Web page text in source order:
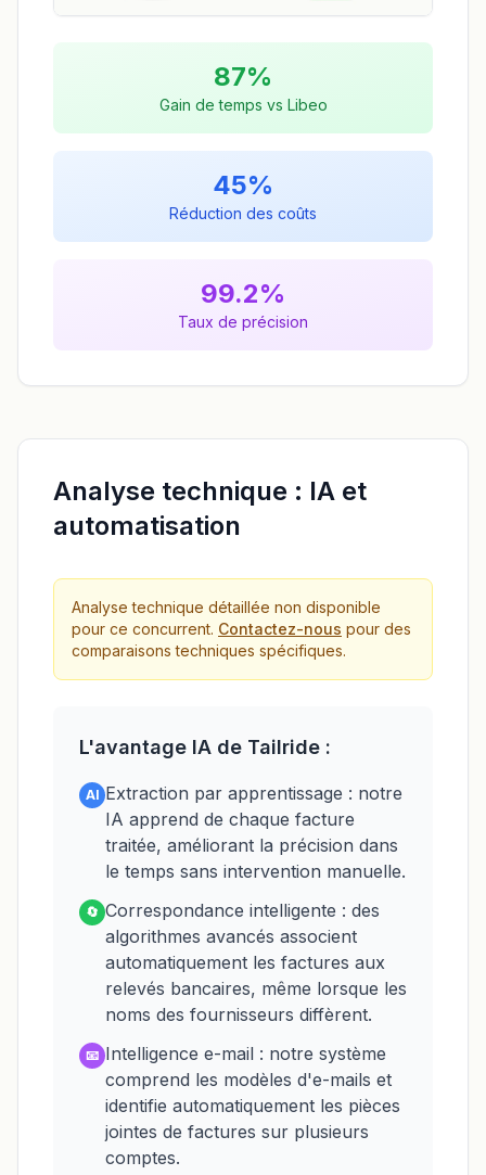
87%
Gain de temps vs Libeo
45%
Réduction des coûts
99.2%
Taux de précision
Analyse technique : IA et
automatisation
Analyse technique détaillée non disponible
pour ce concurrent. Contactez-nous pour des
comparaisons techniques spécifiques.
L'avantage IA de Tailride :
AI Extraction par apprentissage : notre
IA apprend de chaque facture
traitée, améliorant la précision dans
le temps sans intervention manuelle.
🔄 Correspondance intelligente : des
algorithmes avancés associent
automatiquement les factures aux
relevés bancaires, même lorsque les
noms des fournisseurs diffèrent.
📧 Intelligence e-mail : notre système
comprend les modèles d'e-mails et
identifie automatiquement les pièces
jointes de factures sur plusieurs
comptes.